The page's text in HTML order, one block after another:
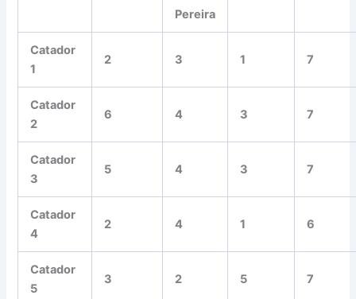
Pereira
Catador
1
2 3 1 7
Catador
2
6 4 3 7
Catador
3
5 4 3 7
Catador
4
2 4 1 6
Catador
5
3 2 5 7